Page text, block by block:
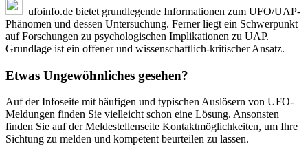
ufoinfo.de bietet grundlegende Informationen zum UFO/UAP-
Phänomen und dessen Untersuchung. Ferner liegt ein Schwerpunkt
auf Forschungen zu psychologischen Implikationen zu UAP.
Grundlage ist ein offener und wissenschaftlich-kritischer Ansatz.
Etwas Ungewöhnliches gesehen?
Auf der Infoseite mit häufigen und typischen Auslösern von UFO-
Meldungen finden Sie vielleicht schon eine Lösung. Ansonsten
finden Sie auf der Meldestellenseite Kontaktmöglichkeiten, um Ihre
Sichtung zu melden und kompetent beurteilen zu lassen.